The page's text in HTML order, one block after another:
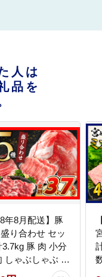
人は
品を
8年8月配送】豚
り合わせ セッ
3.7kg 豚 肉 小分
しゃぶしゃぶ 豚
ース 赤身 こま切